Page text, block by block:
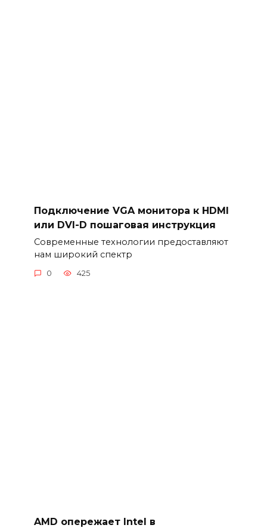
Подключение VGA монитора к HDMI
или DVI-D пошаговая инструкция
Современные технологии предоставляют
нам широкий спектр
0 425
AMD опережает Intel в